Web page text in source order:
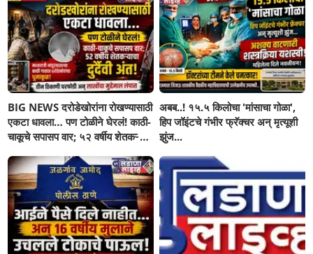
BIG NEWS दरोडेखोरांना रोखण्यासाठी
एकटा धावला… पण टोळीने घेरलं! काठी-
चाकूचे सपासप वार; ५२ वर्षीय शेतकऱ्याचा
अबब..! १५.५ किलोचा 'मांसाचा गोळा',
हिप जॉइंटचे गंभीर फ्रॅक्चर अन् मृत्यूशी
झुंज...